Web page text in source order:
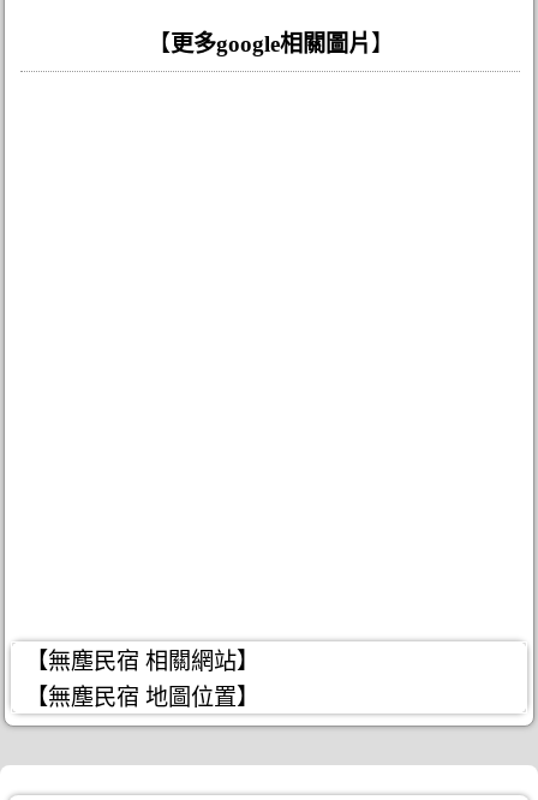
【 更多google相關圖片 】
【無塵民宿 相關網站】
【無塵民宿 地圖位置】